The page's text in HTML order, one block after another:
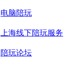
电脑陪玩
上海线下陪玩服务
陪玩论坛